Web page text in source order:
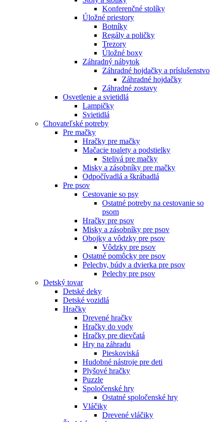
Konferenčné stolíky
Úložné priestory
Botníky
Regály a poličky
Trezory
Úložné boxy
Záhradný nábytok
Záhradné hojdačky a príslušenstvo
Záhradné hojdačky
Záhradné zostavy
Osvetlenie a svietidlá
Lampičky
Svietidlá
Chovateľské potreby
Pre mačky
Hračky pre mačky
Mačacie toalety a podstielky
Stelivá pre mačky
Misky a zásobníky pre mačky
Odpočívadlá a škrábadlá
Pre psov
Cestovanie so psy
Ostatné potreby na cestovanie so
psom
Hračky pre psov
Misky a zásobníky pre psov
Obojky a vôdzky pre psov
Vôdzky pre psov
Ostatné pomôcky pre psov
Pelechy, búdy a dvierka pre psov
Pelechy pre psov
Detský tovar
Detské deky
Detské vozidlá
Hračky
Drevené hračky
Hračky do vody
Hračky pre dievčatá
Hry na záhradu
Pieskoviská
Hudobné nástroje pre deti
Plyšové hračky
Puzzle
Spoločenské hry
Ostatné spoločenské hry
Vláčiky
Drevené vláčiky